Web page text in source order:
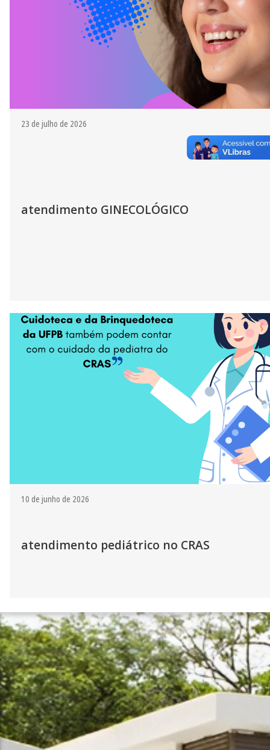
23 de julho de 2026
atendimento GINECOLÓGICO
10 de junho de 2026
atendimento pediátrico no CRAS